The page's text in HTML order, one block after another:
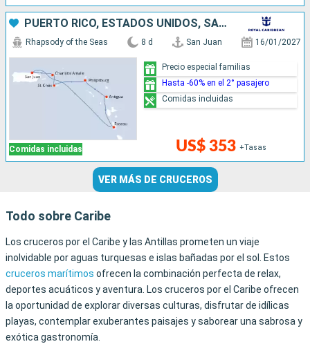
PUERTO RICO, ESTADOS UNIDOS, SAN MARTÍN, ANTIGUA Y BARBUDA, DOMINICA
Comidas incluidas
Rhapsody of the Seas 8 d San Juan 16/01/2027
US$ 353 +Tasas
Precio especial familias
Hasta -60% en el 2° pasajero
Comidas incluidas
VER MÁS DE CRUCEROS
Todo sobre Caribe
Los cruceros por el Caribe y las Antillas prometen un viaje
inolvidable por aguas turquesas e islas bañadas por el sol. Estos
cruceros marítimos ofrecen la combinación perfecta de relax,
deportes acuáticos y aventura. Los cruceros por el Caribe ofrecen
la oportunidad de explorar diversas culturas, disfrutar de idílicas
playas, contemplar exuberantes paisajes y saborear una sabrosa y
exótica gastronomía.